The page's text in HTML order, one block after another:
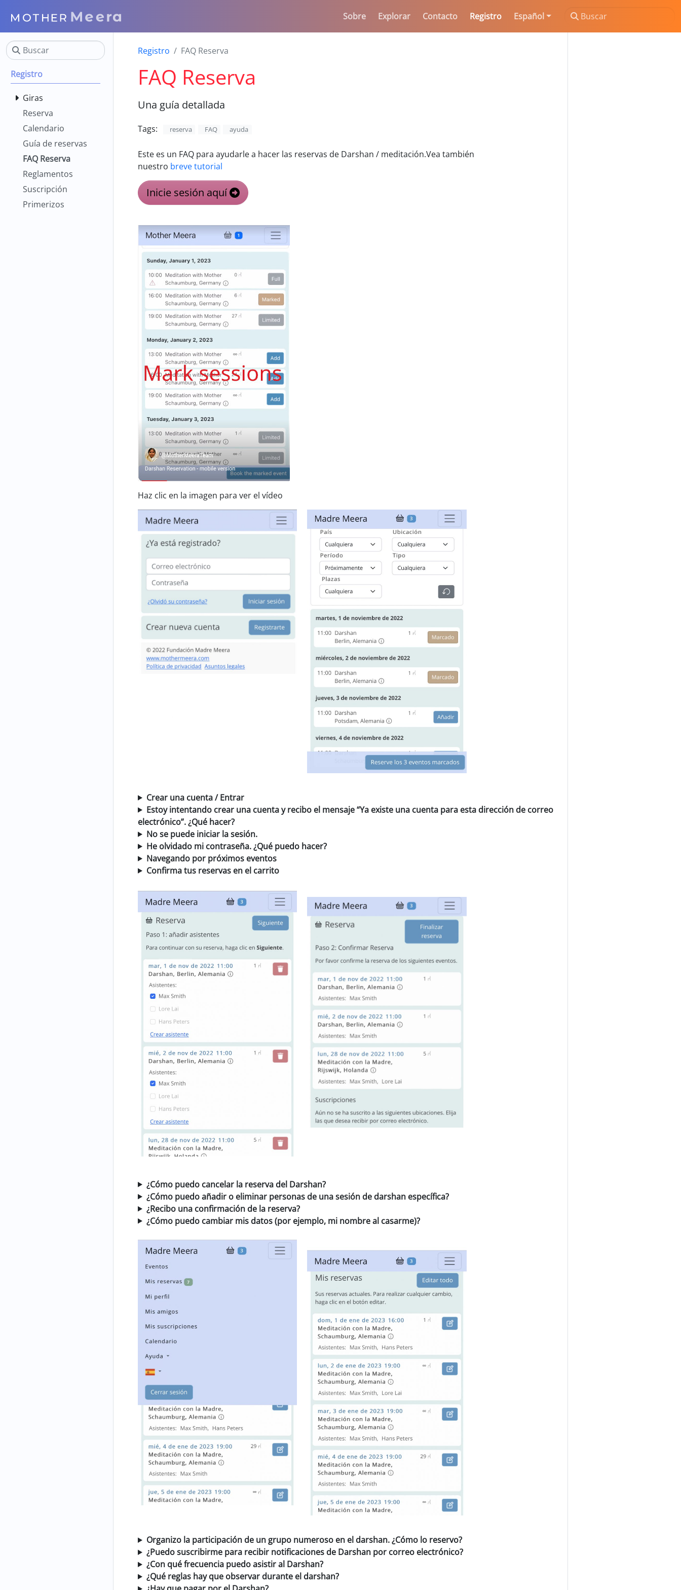
Sobre Explorar Contacto Registro Español
Registro
Giras
Reserva
Calendario
Guía de reservas
FAQ Reserva
Reglamentos
Suscripción
Primerizos
Registro FAQ Reserva
FAQ Reserva
Una guía detallada
Tags: reserva FAQ ayuda
Este es un FAQ para ayudarle a hacer las reservas de Darshan / meditación.Vea también
nuestro breve tutorial
Inicie sesión aquí
Haz clic en la imagen para ver el vídeo
Crear una cuenta / Entrar
Estoy intentando crear una cuenta y recibo el mensaje “Ya existe una cuenta para esta dirección de correo
electrónico”. ¿Qué hacer?
No se puede iniciar la sesión.
He olvidado mi contraseña. ¿Qué puedo hacer?
Navegando por próximos eventos
Confirma tus reservas en el carrito
¿Cómo puedo cancelar la reserva del Darshan?
¿Cómo puedo añadir o eliminar personas de una sesión de darshan específica?
¿Recibo una confirmación de la reserva?
¿Cómo puedo cambiar mis datos (por ejemplo, mi nombre al casarme)?
Organizo la participación de un grupo numeroso en el darshan. ¿Cómo lo reservo?
¿Puedo suscribirme para recibir notificaciones de Darshan por correo electrónico?
¿Con qué frecuencia puedo asistir al Darshan?
¿Qué reglas hay que observar durante el darshan?